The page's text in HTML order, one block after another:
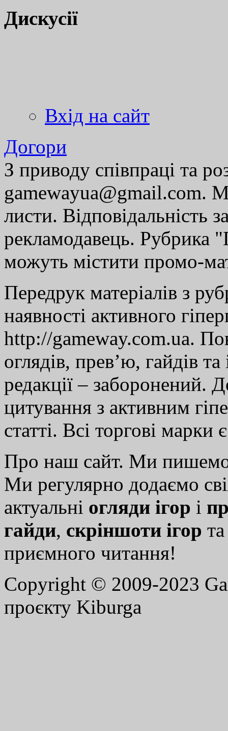
Дискусії
Вхід на сайт
Догори
З приводу співпраці та
gamewayua@gmail.com.
листи. Відповідальність
рекламодавець. Рубрика
можуть містити промо-
Передрук матеріалів з
наявності активного
http://gameway.com.ua.
оглядів, прев’ю, гайдів
редакції – заборонений.
цитування з активним
статті. Всі торгові марки
Про наш сайт. Ми
Ми регулярно додаємо
актуальні огляди ігор і
гайди, скріншоти ігор
приємного читання!
Copyright © 2009-2023
проєкту Kiburga